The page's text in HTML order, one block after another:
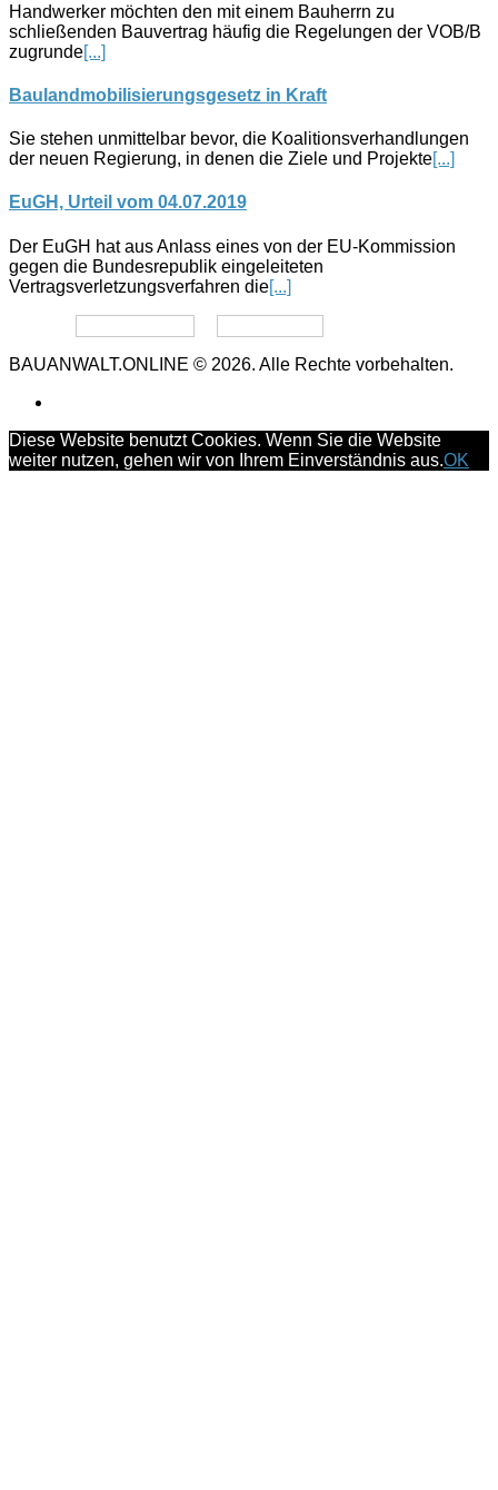
Handwerker möchten den mit einem Bauherrn zu
schließenden Bauvertrag häufig die Regelungen der VOB/B
zugrunde[...]
Baulandmobilisierungsgesetz in Kraft
Sie stehen unmittelbar bevor, die Koalitionsverhandlungen
der neuen Regierung, in denen die Ziele und Projekte[...]
EuGH, Urteil vom 04.07.2019
Der EuGH hat aus Anlass eines von der EU-Kommission
gegen die Bundesrepublik eingeleiteten
Vertragsverletzungsverfahren die[...]
BAUANWALT.ONLINE © 2026. Alle Rechte vorbehalten.
Diese Website benutzt Cookies. Wenn Sie die Website
weiter nutzen, gehen wir von Ihrem Einverständnis aus.OK